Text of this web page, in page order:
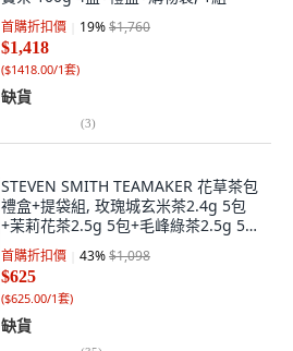
首購折扣價 19%$1,760
$1,418
($1418.00/1套)
缺貨
(3)
STEVEN SMITH TEAMAKER 花草茶包
禮盒+提袋組, 玫瑰城玄米茶2.4g 5包
+茉莉花茶2.5g 5包+毛峰綠茶2.5g 5
包, 1組
首購折扣價 43%$1,098
$625
($625.00/1套)
缺貨